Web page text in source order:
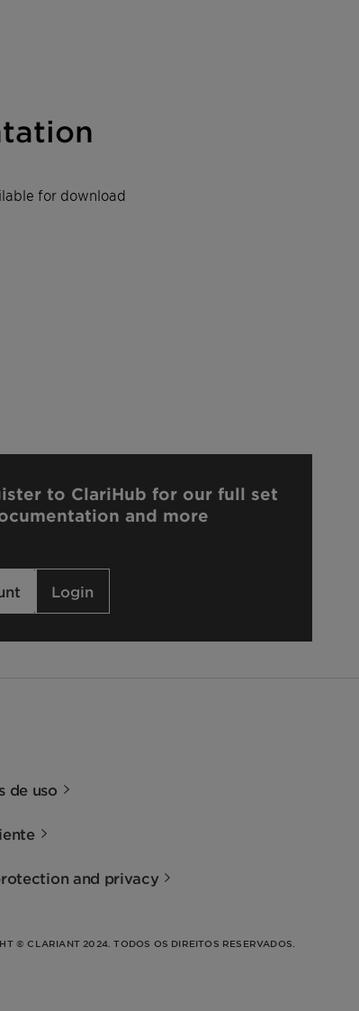
for download
to ClariHub for our full set
and more
Login
de uso
and privacy
© CLARIANT 2024. TODOS OS DIREITOS RESERVADOS.